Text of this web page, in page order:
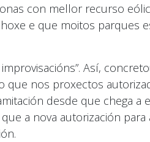
con mellor recurso
e que moitos parques
Así,
que nos proxectos
desde que chega a
a nova autorización para